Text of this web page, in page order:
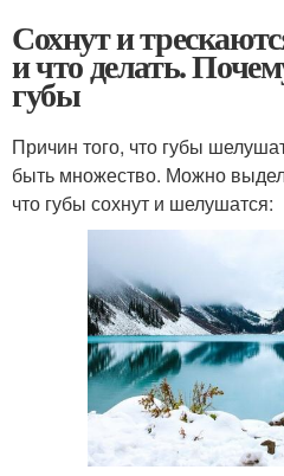
Сохнут и
и что делать.
губы
Причин того, что губы
быть множество. Можно
что губы сохнут и шелушатся: